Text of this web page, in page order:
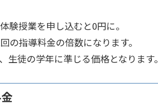
験授業を申し込むと0円に。
の指導料金の倍数になります。
生徒の学年に準じる価格となります。